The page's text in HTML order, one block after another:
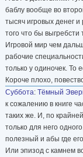
баблу вообще во
тысяч игровых денег
того что бы
Игровой мир чем
рабочие
только у одиночек. То
Короче плохо,
Суббота: Тёмный
к сожалению в книге
таких же. И, по
только для него
полезный и абы где
Или эпизод с камнем